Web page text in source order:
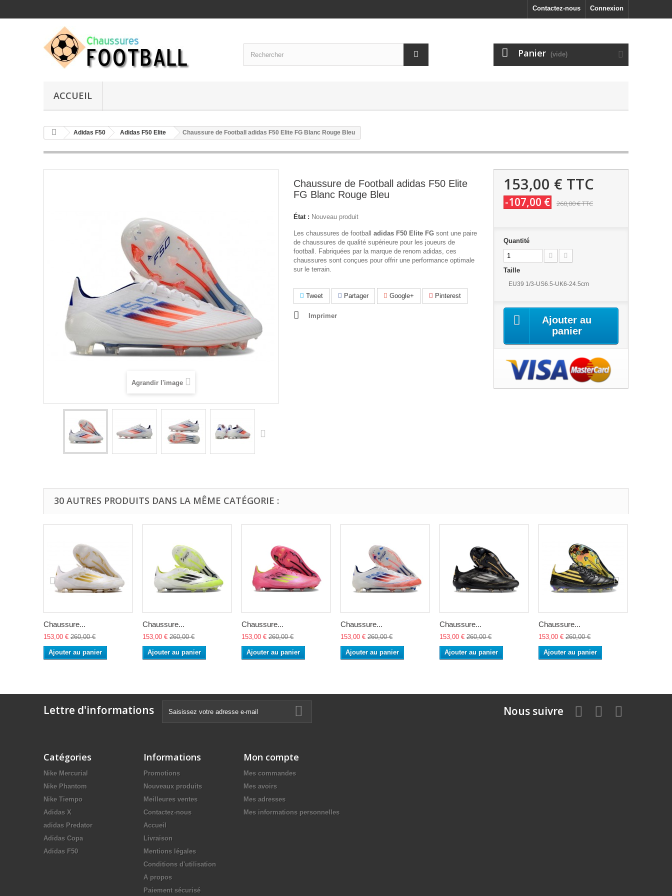
Connexion
Contactez-nous
Panier (vide)
ACCUEIL
Adidas F50 Adidas F50 Elite Chaussure de Football adidas F50 Elite FG Blanc Rouge Bleu
Agrandir l'image
Chaussure de Football adidas F50 Elite
FG Blanc Rouge Bleu
État : Nouveau produit
Les chaussures de football adidas F50 Elite FG sont une paire
de chaussures de qualité supérieure pour les joueurs de
football. Fabriquées par la marque de renom adidas, ces
chaussures sont conçues pour offrir une performance optimale
sur le terrain.
Tweet Partager Google+ Pinterest
Imprimer
153,00 € TTC
-107,00 € 260,00 €TTC
Quantité
Taille
EU39 1/3-US6.5-UK6-24.5cm
Ajouter au
panier
30 AUTRES PRODUITS DANS LA MÊME CATÉGORIE :
Chaussure...
153,00 € 260,00 €
Ajouter au panier
Chaussure...
153,00 € 260,00 €
Ajouter au panier
Chaussure...
153,00 € 260,00 €
Ajouter au panier
Chaussure...
153,00 € 260,00 €
Ajouter au panier
Chaussure...
153,00 € 260,00 €
Ajouter au panier
Chaussure...
153,00 € 260,00 €
Ajouter au panier
Lettre d'informations Nous suivre
Catégories
Nike Mercurial
Nike Phantom
Nike Tiempo
Adidas X
adidas Predator
Adidas Copa
Adidas F50
Informations
Promotions
Nouveaux produits
Meilleures ventes
Contactez-nous
Accueil
Livraison
Mentions légales
Conditions d'utilisation
A propos
Paiement sécurisé
Mon compte
Mes commandes
Mes avoirs
Mes adresses
Mes informations personnelles